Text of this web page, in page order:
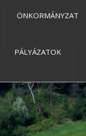
ÖNKORMÁNYZAT
PÁLYÁZATOK